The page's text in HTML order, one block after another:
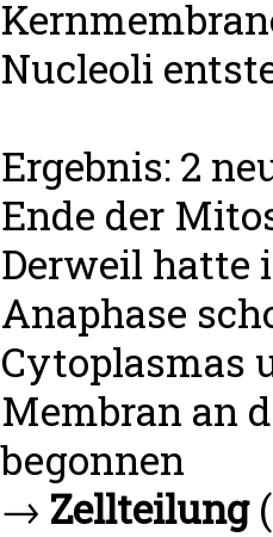
Nucleoli
Ergebnis: 2
Ende der
Derweil hatte
Anaphase
Cytoplasmas
Membran an
begonnen
→ Zellteilung